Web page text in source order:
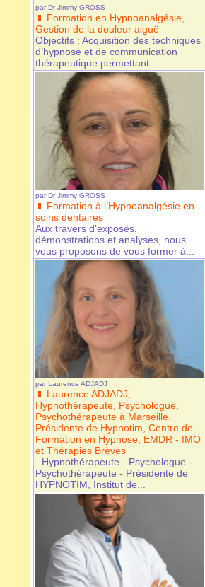
par Dr Jimmy GROSS
Formation en Hypnoanalgésie,
Gestion de la douleur aiguë
Objectifs : Acquisition des techniques
d’hypnose et de communication
thérapeutique permettant...
par Dr Jimmy GROSS
Formation à l’Hypnoanalgésie en
soins dentaires
Aux travers d'exposés,
démonstrations et analyses, nous
vous proposons de vous former à...
par Laurence ADJADJ
Laurence ADJADJ,
Hypnothérapeute, Psychologue,
Psychothérapeute à Marseille.
Présidente de Hypnotim, Centre de
Formation en Hypnose, EMDR - IMO
et Thérapies Brèves
- Hypnothérapeute - Psychologue -
Psychothérapeute - Présidente de
HYPNOTIM, Institut de...